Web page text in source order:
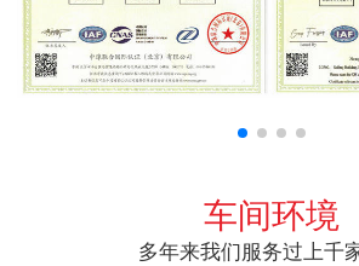
车间环境
多年来我们服务过上千